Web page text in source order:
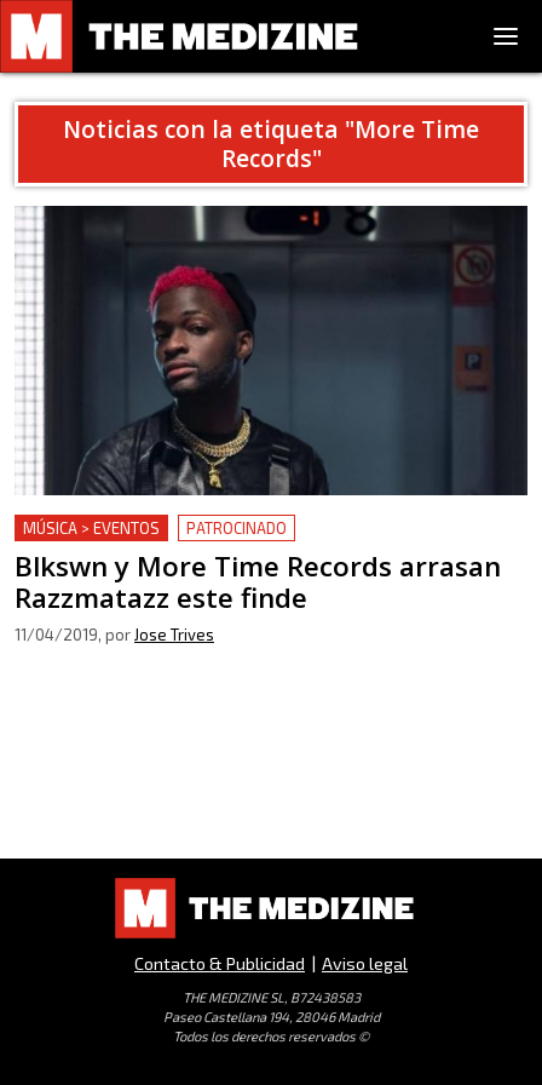
Noticias con la etiqueta "More Time
Records"
MÚSICA > EVENTOS PATROCINADO
Blkswn y More Time Records arrasan
Razzmatazz este finde
11/04/2019, por Jose Trives
Contacto & Publicidad | Aviso legal
THE MEDIZINE SL, B72438583
Paseo Castellana 194, 28046 Madrid
Todos los derechos reservados ©